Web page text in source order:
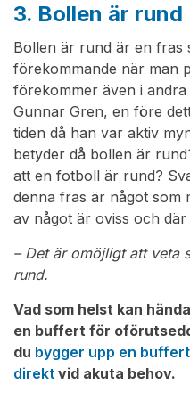
3. Bollen är rund
Bollen är rund är en fras
förekommande när man
förekommer även i
Gunnar Gren, en före
tiden då han var aktiv
betyder då bollen är
att en fotboll är rund?
denna fras är något som
av något är oviss och
– Det är omöjligt att veta
rund.
Vad som helst kan
en buffert för
du bygger upp en buffert
direkt vid akuta behov.